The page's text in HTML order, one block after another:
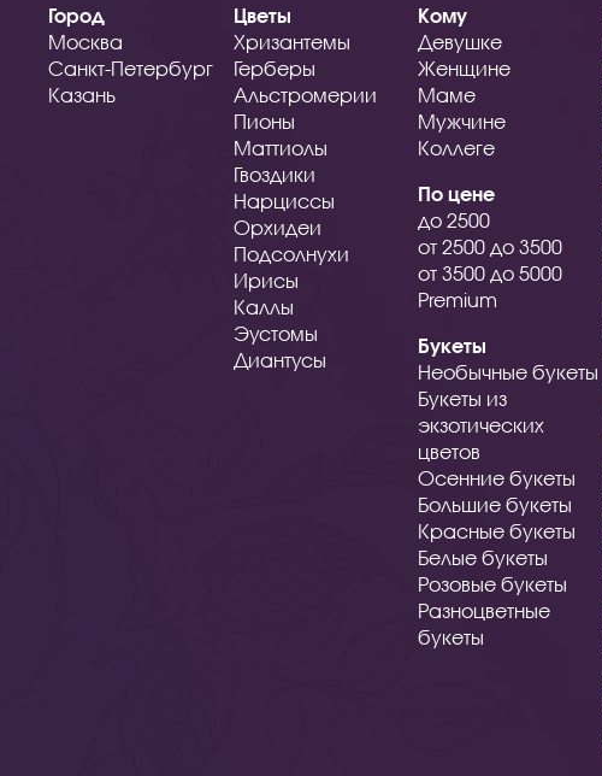
Город
Москва
Санкт-Петербург
Казань
Цветы
Хризантемы
Герберы
Альстромерии
Пионы
Маттиолы
Гвоздики
Нарциссы
Орхидеи
Подсолнухи
Ирисы
Каллы
Эустомы
Диантусы
Кому
Девушке
Женщине
Маме
Мужчине
Коллеге
По цене
до 2500
от 2500 до 3500
от 3500 до 5000
Premium
Букеты
Необычные букеты
Букеты из
экзотических
цветов
Осенние букеты
Большие букеты
Красные букеты
Белые букеты
Розовые букеты
Разноцветные
букеты